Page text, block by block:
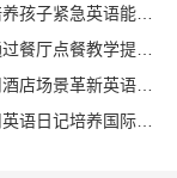
VIPKID 如何培养孩子紧急英语能力？
VIPKID 如何通过餐厅点餐教学提升少儿英语应用能力？
VIPKID 如何用酒店场景革新英语教学？
VIPKID 如何用英语日记培养国际化人才？